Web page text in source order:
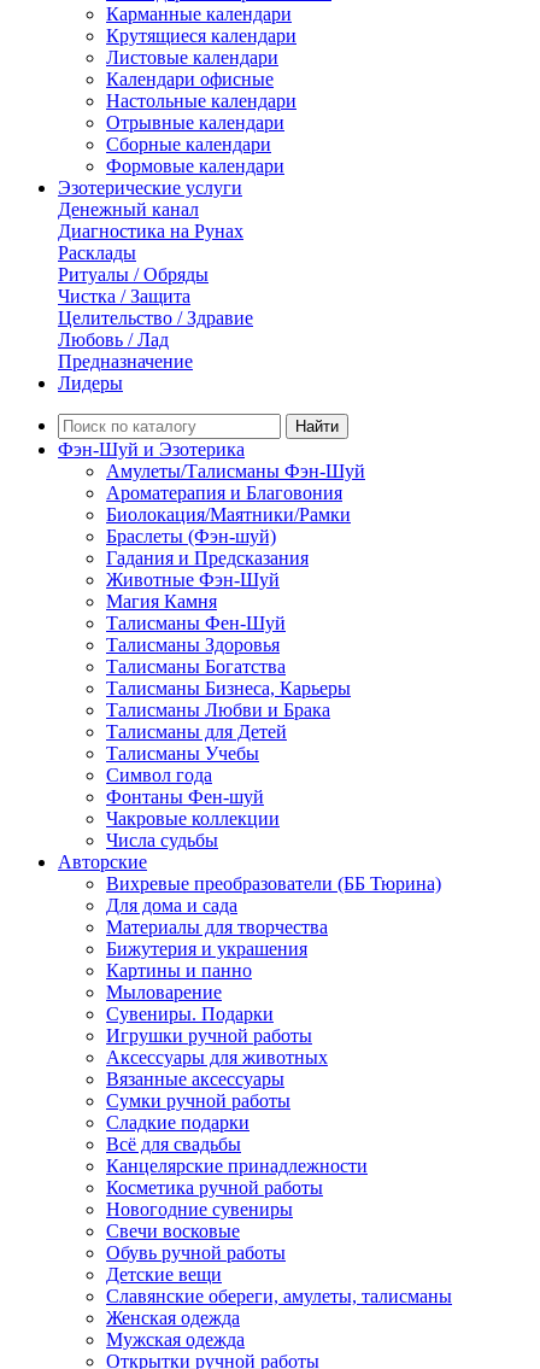
Карманные календари
Крутящиеся календари
Листовые календари
Календари офисные
Настольные календари
Отрывные календари
Сборные календари
Формовые календари
Эзотерические услуги
Денежный канал
Диагностика на Рунах
Расклады
Ритуалы / Обряды
Чистка / Защита
Целительство / Здравие
Любовь / Лад
Предназначение
Лидеры
Найти
Фэн-Шуй и Эзотерика
Амулеты/Талисманы Фэн-Шуй
Ароматерапия и Благовония
Биолокация/Маятники/Рамки
Браслеты (Фэн-шуй)
Гадания и Предсказания
Животные Фэн-Шуй
Магия Камня
Талисманы Фен-Шуй
Талисманы Здоровья
Талисманы Богатства
Талисманы Бизнеса, Карьеры
Талисманы Любви и Брака
Талисманы для Детей
Талисманы Учебы
Символ года
Фонтаны Фен-шуй
Чакровые коллекции
Числа судьбы
Авторские
Вихревые преобразователи (ББ Тюрина)
Для дома и сада
Материалы для творчества
Бижутерия и украшения
Картины и панно
Мыловарение
Сувениры. Подарки
Игрушки ручной работы
Аксессуары для животных
Вязанные аксессуары
Сумки ручной работы
Сладкие подарки
Всё для свадьбы
Канцелярские принадлежности
Косметика ручной работы
Новогодние сувениры
Свечи восковые
Обувь ручной работы
Детские вещи
Славянские обереги, амулеты, талисманы
Женская одежда
Мужская одежда
Открытки ручной работы